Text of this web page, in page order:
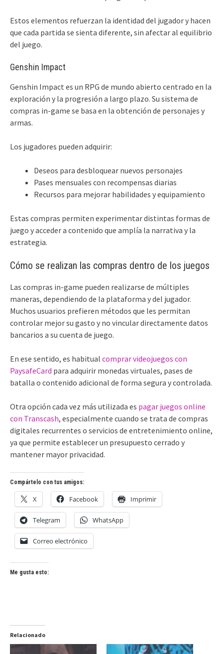
Estos elementos refuerzan la identidad del jugador y hacen
que cada partida se sienta diferente, sin afectar al equilibrio
del juego.
Genshin Impact
Genshin Impact es un RPG de mundo abierto centrado en la
exploración y la progresión a largo plazo. Su sistema de
compras in-game se basa en la obtención de personajes y
armas.
Los jugadores pueden adquirir:
Deseos para desbloquear nuevos personajes
Pases mensuales con recompensas diarias
Recursos para mejorar habilidades y equipamiento
Estas compras permiten experimentar distintas formas de
juego y acceder a contenido que amplía la narrativa y la
estrategia.
Cómo se realizan las compras dentro de los juegos
Las compras in-game pueden realizarse de múltiples
maneras, dependiendo de la plataforma y del jugador.
Muchos usuarios prefieren métodos que les permitan
controlar mejor su gasto y no vincular directamente datos
bancarios a su cuenta de juego.
En ese sentido, es habitual comprar videojuegos con
PaysafeCard para adquirir monedas virtuales, pases de
batalla o contenido adicional de forma segura y controlada.
Otra opción cada vez más utilizada es pagar juegos online
con Transcash, especialmente cuando se trata de compras
digitales recurrentes o servicios de entretenimiento online,
ya que permite establecer un presupuesto cerrado y
mantener mayor privacidad.
Compártelo con tus amigos:
X Facebook Imprimir
Telegram WhatsApp
Correo electrónico
Me gusta esto:
Relacionado